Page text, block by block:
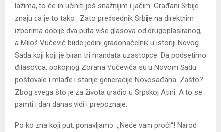
lažima, to će ih učiniti još snažnijim i jačim. Građani Srbije
znaju da je to tako. Zato predsednik Srbije na direktnim
izborima dobije dva puta više glasova od drugoplasiranog,
a Miloš Vučević bude jedini gradonačelnik u istoriji Novog
Sada koji koji je biran tri mandata uzastopce. Da podsetimo
đilasovca, pokojnog Zorana Vučevića su u Novom Sadu
poštovale i mlađe i starije generacije Novosađana. Zašto?
Zbog svega što je za života uradio u Srpskoj Atini. A to se
pamti i dan danas vidi i prepoznaje.
Po ko zna koji put, ponavljamo: ,,Neće vam proći“! Narod